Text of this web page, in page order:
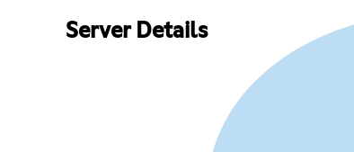
Server Details